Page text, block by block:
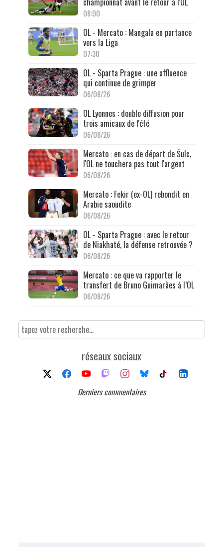
08:00
OL - Mercato : Mangala en partance
vers la Liga
07:30
OL - Sparta Prague : une affluence
qui continue de grimper
06/08/26
OL Lyonnes : double diffusion pour
trois amicaux de l'été
06/08/26
Mercato : en cas de départ de Šulc,
l'OL ne touchera pas tout l'argent
06/08/26
Mercato : Fekir (ex-OL) rebondit en
Arabie saoudite
06/08/26
OL - Sparta Prague : avec le retour
de Niakhaté, la défense retrouvée ?
06/08/26
Mercato : ce que va rapporter le
transfert de Bruno Guimarães à l’OL
06/08/26
réseaux sociaux
Derniers commentaires